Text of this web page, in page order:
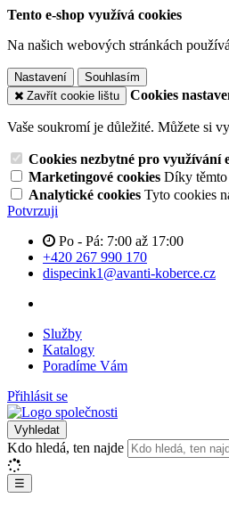
Tento e-shop využívá cookies
Na našich webových stránkách
Nastavení
Souhlasím
Zavřít cookie lištu
Cookies
Vaše soukromí je důležité. Můžete si
Cookies nezbytné pro využívání
Marketingové cookies Díky těmto
Analytické cookies Tyto cookies
Potvrzuji
Po - Pá: 7:00 až 17:00
+420 267 990 170
dispecink1@avanti-koberce.cz
Služby
Katalogy
Poradíme Vám
Přihlásit se
Vyhledat
Kdo hledá, ten najde
☰